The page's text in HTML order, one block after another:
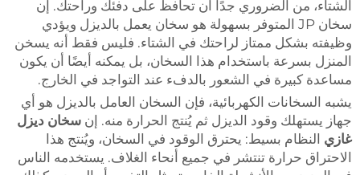
الشتاء، من الضروري جدًا أن تحافظ على دفئك وراحتك. إن
سخان JP المتوفر بسهولة هو سخان يعمل بالديزل ويؤدي
وظيفته بشكل ممتاز لراحتك في الشتاء. فليس فقط أنه يسخن
المنزل بسرعة باستخدام هذا السخان، بل يمكنه أيضًا أن يكون
مساعدة كبيرة في الشعور بالدفء عند التواجد في الخارج.
يشبه السخانات الكهربائية، فإن السخان العامل بالديزل هو أي
جهاز يستهلك وقود الديزل ثم يُنتج الحرارة منه. إن سخان ديزل
غازي النظام بسيط: يحترق الوقود في السخان، ويُنتج هذا
الاحتراق حرارة تنتشر في جميع أنحاء الغلاف. يستخدمه الناس